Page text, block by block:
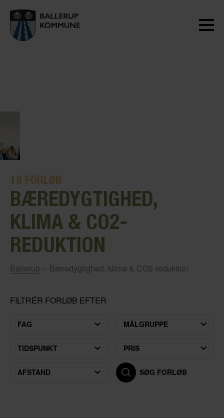
18 FORLØB
BÆREDYGTIGHED,
KLIMA & CO2-
REDUKTION
Ballerup » Bæredygtighed, klima & CO2-reduktion
FILTRÉR FORLØB EFTER
FAG MÅLGRUPPE
TIDSPUNKT PRIS
AFSTAND SØG FORLØB